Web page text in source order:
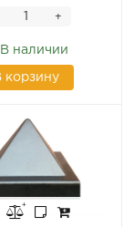
+
В наличии
корзину